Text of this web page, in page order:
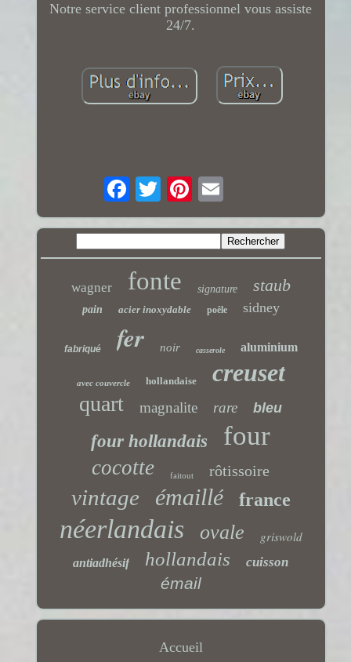
Notre service client professionnel vous assiste
24/7.
wagner fonte signature staub
pain acier inoxydable poêle sidney
fabriqué fer noir casserole aluminium
avec couvercle hollandaise creuset
quart magnalite rare bleu
four hollandais four
cocotte faitout rôtissoire
vintage émaillé france
néerlandais ovale griswold
antiadhésif hollandais cuisson
émail
Accueil